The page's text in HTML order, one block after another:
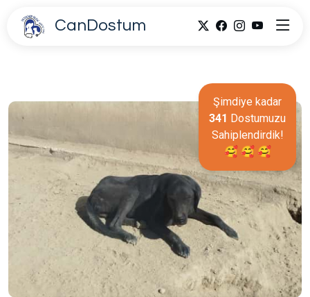
CanDostum
Şimdiye kadar
341 Dostumuzu
Sahiplendirdik!
🥰 🥰 🥰